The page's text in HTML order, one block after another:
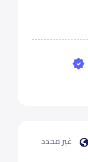
غير محدد